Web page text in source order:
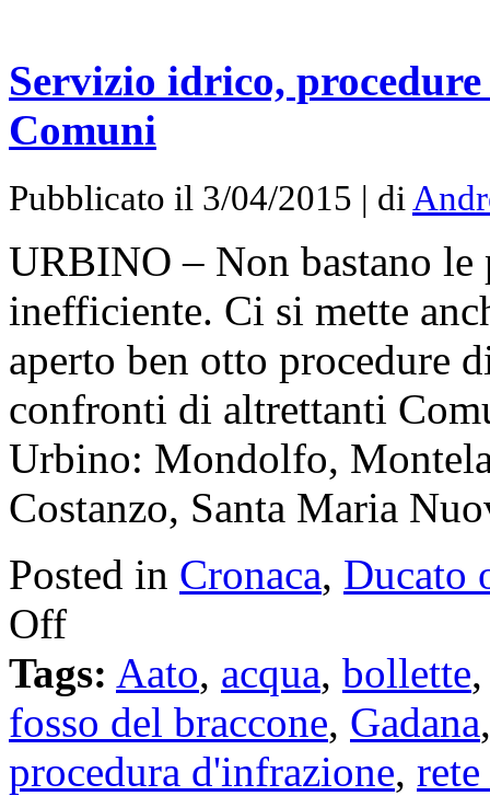
Servizio idrico,
Comuni
Pubblicato il 3/04/2015 | di
URBINO – Non bastano
inefficiente. Ci si mette
aperto ben otto procedure
confronti di altrettanti
Urbino: Mondolfo,
Costanzo, Santa Maria
Posted in Cronaca, Ducato
Off
Tags: Aato, acqua, bollette
fosso del braccone, Gadana
procedura d'infrazione,